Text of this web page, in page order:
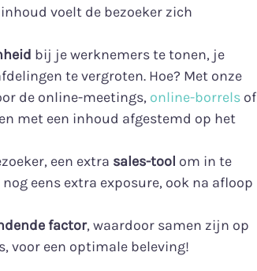
voelt de bezoeker zich
bij je werknemers te tonen, je
te vergroten. Hoe? Met onze
de online-meetings, online-borrels of
met een inhoud afgestemd op het
een extra sales-tool om in te
eens extra exposure, ook na afloop
factor, waardoor samen zijn op
voor een optimale beleving!